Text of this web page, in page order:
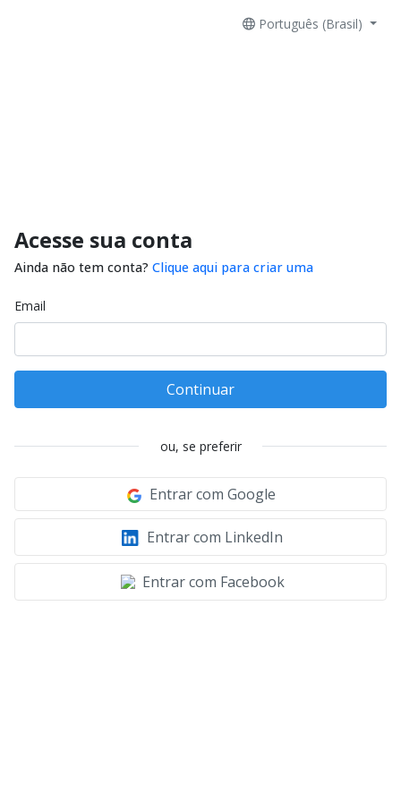
Português (Brasil)
Acesse sua conta
Ainda não tem conta? Clique aqui para criar uma
Email
Continuar
ou, se preferir
Entrar com Google
Entrar com LinkedIn
Entrar com Facebook